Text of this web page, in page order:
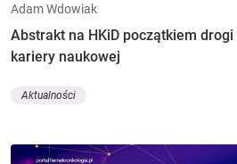
Adam Wdowiak
Abstrakt na HKiD początkiem
kariery naukowej
Aktualności